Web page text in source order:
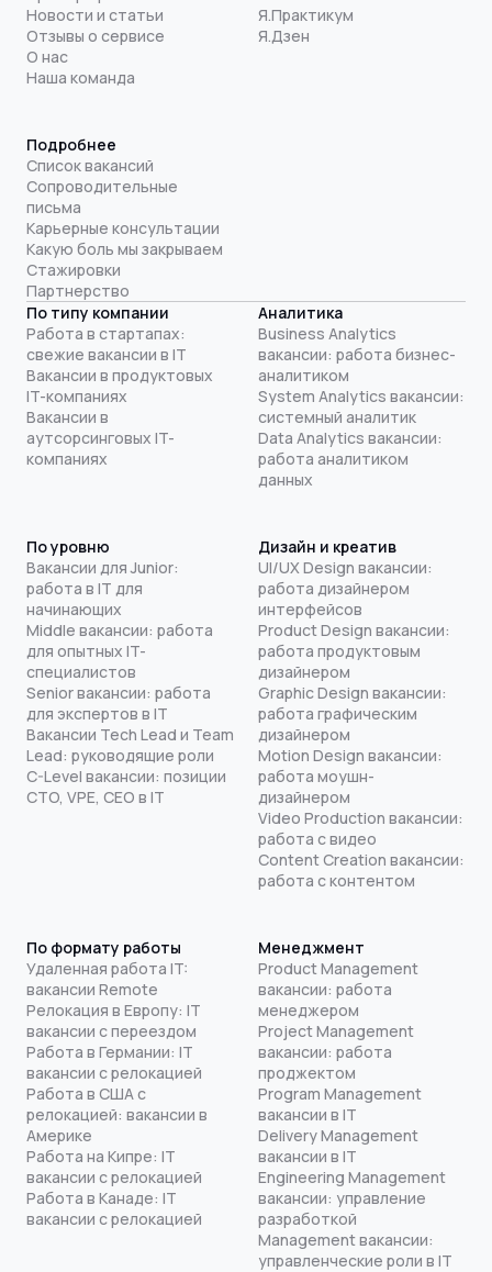
Новости и статьи
Отзывы о сервисе
О нас
Наша команда
Я.Практикум
Я.Дзен
Подробнее
Список вакансий
Сопроводительные
письма
Карьерные консультации
Какую боль мы закрываем
Стажировки
Партнерство
По типу компании
Работа в стартапах:
свежие вакансии в IT
Вакансии в продуктовых
IT-компаниях
Вакансии в
аутсорсинговых IT-
компаниях
Аналитика
Business Analytics
вакансии: работа бизнес-
аналитиком
System Analytics вакансии:
системный аналитик
Data Analytics вакансии:
работа аналитиком
данных
По уровню
Вакансии для Junior:
работа в IT для
начинающих
Middle вакансии: работа
для опытных IT-
специалистов
Senior вакансии: работа
для экспертов в IT
Вакансии Tech Lead и Team
Lead: руководящие роли
C-Level вакансии: позиции
CTO, VPE, CEO в IT
Дизайн и креатив
UI/UX Design вакансии:
работа дизайнером
интерфейсов
Product Design вакансии:
работа продуктовым
дизайнером
Graphic Design вакансии:
работа графическим
дизайнером
Motion Design вакансии:
работа моушн-
дизайнером
Video Production вакансии:
работа с видео
Content Creation вакансии:
работа с контентом
По формату работы
Удаленная работа IT:
вакансии Remote
Релокация в Европу: IT
вакансии с переездом
Работа в Германии: IT
вакансии с релокацией
Работа в США с
релокацией: вакансии в
Америке
Работа на Кипре: IT
вакансии с релокацией
Работа в Канаде: IT
вакансии с релокацией
Менеджмент
Product Management
вакансии: работа
менеджером
Project Management
вакансии: работа
проджектом
Program Management
вакансии в IT
Delivery Management
вакансии в IT
Engineering Management
вакансии: управление
разработкой
Management вакансии:
управленческие роли в IT